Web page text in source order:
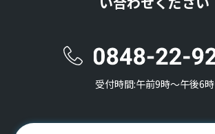
受付時間:午前9時〜午後6時